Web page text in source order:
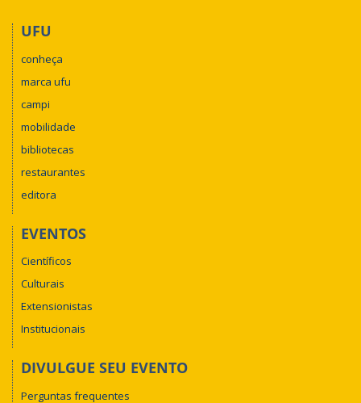
UFU
conheça
marca ufu
campi
mobilidade
bibliotecas
restaurantes
editora
EVENTOS
Científicos
Culturais
Extensionistas
Institucionais
DIVULGUE SEU EVENTO
Perguntas frequentes